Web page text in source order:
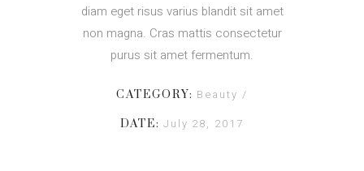
diam eget risus varius blandit sit amet
non magna. Cras mattis consectetur
purus sit amet fermentum.
CATEGORY: Beauty
DATE: July 28, 2017